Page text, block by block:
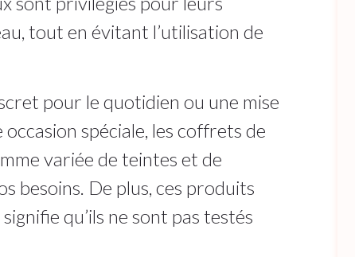
tout en évitant l’utilisation de
pour le quotidien ou une mise
spéciale, les coffrets de
variée de teintes et de
besoins. De plus, ces produits
qu’ils ne sont pas testés